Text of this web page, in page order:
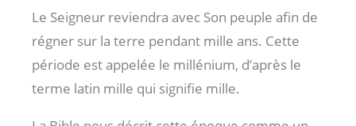
Le Seigneur reviendra avec Son peuple afin de
régner sur la terre pendant mille ans. Cette
période est appelée le millénium, d’après le
terme latin mille qui signifie mille.